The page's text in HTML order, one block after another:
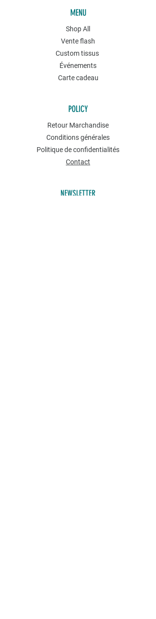
MENU
Shop All
Vente flash
Custom tissus
Événements
Carte cadeau
POLICY
Retour Marchandise
Conditions générales
Politique de confidentialités
Contact
NEWSLETTER